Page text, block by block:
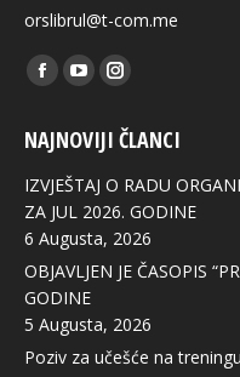
orslibrul@t-com.me
Find us on:
Facebook
opens
in
new
window
YouTube
opens
in
new
window
Instagram
opens
in
new
window
NAJNOVIJI ČLANCI
IZVJEŠTAJ O RADU
ZA JUL 2026. GODINE
6 Augusta, 2026
OBJAVLJEN JE ČASOPIS
GODINE
5 Augusta, 2026
Poziv za učešće na